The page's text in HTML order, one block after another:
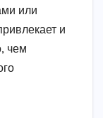
или
и
чем